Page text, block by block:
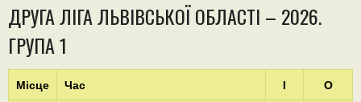
ДРУГА ЛІГА ЛЬВІВСЬКОЇ ОБЛАСТІ – 2026.
ГРУПА 1
Місце Час І О